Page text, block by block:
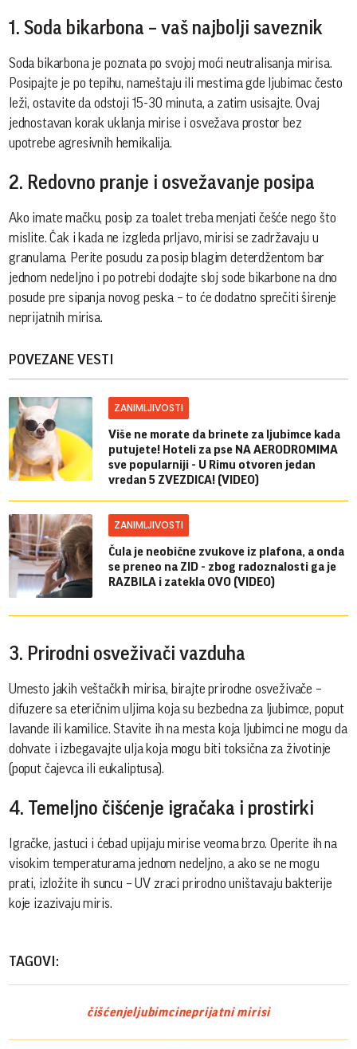
1. Soda bikarbona – vaš najbolji saveznik
Soda bikarbona je poznata po svojoj moći neutralisanja mirisa.
Posipajte je po tepihu, nameštaju ili mestima gde ljubimac često
leži, ostavite da odstoji 15-30 minuta, a zatim usisajte. Ovaj
jednostavan korak uklanja mirise i osvežava prostor bez
upotrebe agresivnih hemikalija.
2. Redovno pranje i osvežavanje posipa
Ako imate mačku, posip za toalet treba menjati češće nego što
mislite. Čak i kada ne izgleda prljavo, mirisi se zadržavaju u
granulama. Perite posudu za posip blagim deterdžentom bar
jednom nedeljno i po potrebi dodajte sloj sode bikarbone na dno
posude pre sipanja novog peska – to će dodatno sprečiti širenje
neprijatnih mirisa.
POVEZANE VESTI
ZANIMLJIVOSTI
Više ne morate da brinete za ljubimce kada
putujete! Hoteli za pse NA AERODROMIMA
sve popularniji - U Rimu otvoren jedan
vredan 5 ZVEZDICA! (VIDEO)
ZANIMLJIVOSTI
Čula je neobične zvukove iz plafona, a onda
se preneo na ZID - zbog radoznalosti ga je
RAZBILA i zatekla OVO (VIDEO)
3. Prirodni osveživači vazduha
Umesto jakih veštačkih mirisa, birajte prirodne osveživače –
difuzere sa eteričnim uljima koja su bezbedna za ljubimce, poput
lavande ili kamilice. Stavite ih na mesta koja ljubimci ne mogu da
dohvate i izbegavajte ulja koja mogu biti toksična za životinje
(poput čajevca ili eukaliptusa).
4. Temeljno čišćenje igračaka i prostirki
Igračke, jastuci i ćebad upijaju mirise veoma brzo. Operite ih na
visokim temperaturama jednom nedeljno, a ako se ne mogu
prati, izložite ih suncu – UV zraci prirodno uništavaju bakterije
koje izazivaju miris.
TAGOVI:
čišćenjeljubimcineprijatni mirisi